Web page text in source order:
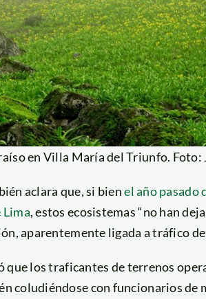
en Villa María del Triunfo. Foto:
aclara que, si bienel año pasado
Lima, estos ecosistemas “no han
aparentemente ligada a tráfico
los traficantes de terrenos
coludiéndose con funcionarios de